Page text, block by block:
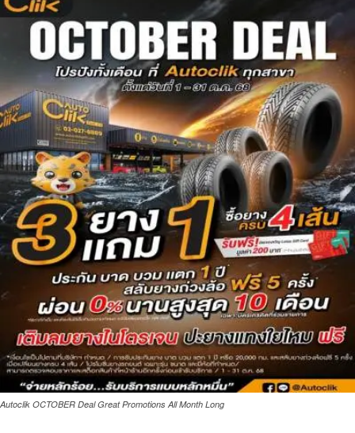
Autoclik OCTOBER Deal Great Promotions All Month Long